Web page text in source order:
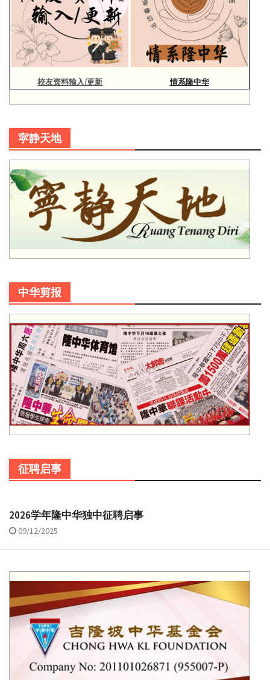
校友资料输入/更新 情系隆中华
寜静天地
中华剪报
征聘启事
2026学年隆中华独中征聘启事
09/12/2025